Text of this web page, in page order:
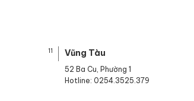
11 Vũng Tàu
52 Ba Cu, Phường 1
Hotline: 0254.3525.379